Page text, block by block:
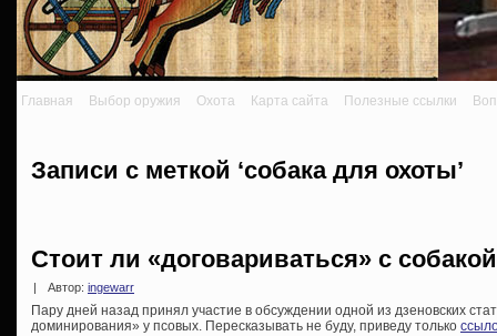
Главная Выбор оружия Охота Карта сайта Полезные ссылки
Записи с меткой ‘собака для охоты’
Стоит ли «договариваться» с
Автор: ingewarr
Пару дней назад принял участие в обсуждении одной из дзеновских
доминирования» у псовых. Пересказывать не буду, приведу только